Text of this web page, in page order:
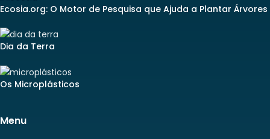
Ecosia.org: O Motor de Pesquisa que Ajuda a Plantar Árvores
Dia da Terra
Os Microplásticos
Menu